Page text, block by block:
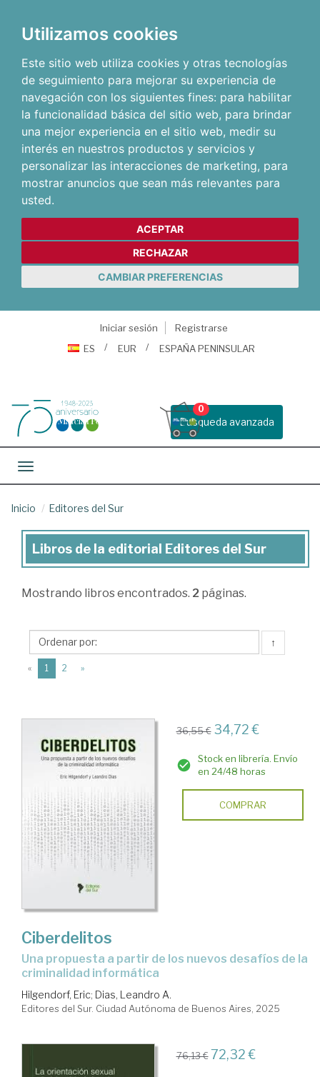
Utilizamos cookies
Este sitio web utiliza cookies y otras tecnologías
de seguimiento para mejorar su experiencia de
navegación con los siguientes fines: para habilitar
la funcionalidad básica del sitio web, para brindar
una mejor experiencia en el sitio web, medir su
interés en nuestros productos y servicios y
personalizar las interacciones de marketing, para
mostrar anuncios que sean más relevantes para
usted.
ACEPTAR
RECHAZAR
CAMBIAR PREFERENCIAS
Iniciar sesión
Registrarse
ES
EUR ESPAÑA PENINSULAR
Busqueda avanzada
0
Toggle navigation
Inicio Editores del Sur
Libros
la
Editores
del
Libros de la editorial Editores del Sur
Mostrando libros encontrados. 2 páginas.
↑
« 1 (current)
2 »
36,55 € 34,72 €
Stock en librería. Envío
en 24/48 horas
COMPRAR
Ciberdelitos
Una propuesta a partir de los nuevos desafíos de la
criminalidad informática
Hilgendorf, Eric; Dias, Leandro A.
Editores del Sur. Ciudad Autónoma de Buenos Aires, 2025
76,13 € 72,32 €